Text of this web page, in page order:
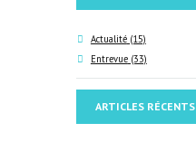
Actualité(15)
Entrevue(33)
ARTICLES RÉCENTS